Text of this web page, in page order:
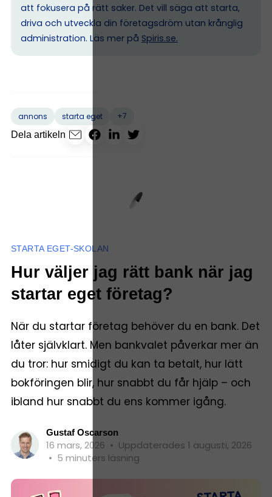
att fokusera på rätt saker. Det vill säga att starta,
driva och utveckla din företagsdröm utan krånglig
administration. Läs mer på Spiris.se.
annons starta eget
+7
Dela artikeln
STARTA EGET-SKOLAN
Hur väljer jag rätt bank när jag
startar eget företag?
När du startar företag behöver du en bank. Det
låter självklart. Men bankvalet påverkar mer än
du tror: hur smidigt du kan ta betalt, hur lätt
bokföringen blir, hur snabbt du får hjälp – och
ibland hur snabbt du ens kommer igång.
Gustaf Oscarson
16 mars, 2026 • Uppdaterades 1 augusti, 2026
• 5 minuters läsning